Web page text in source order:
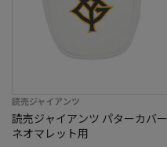
読売ジャイアンツ
読売ジャイアンツ パターカバー
ネオマレット用